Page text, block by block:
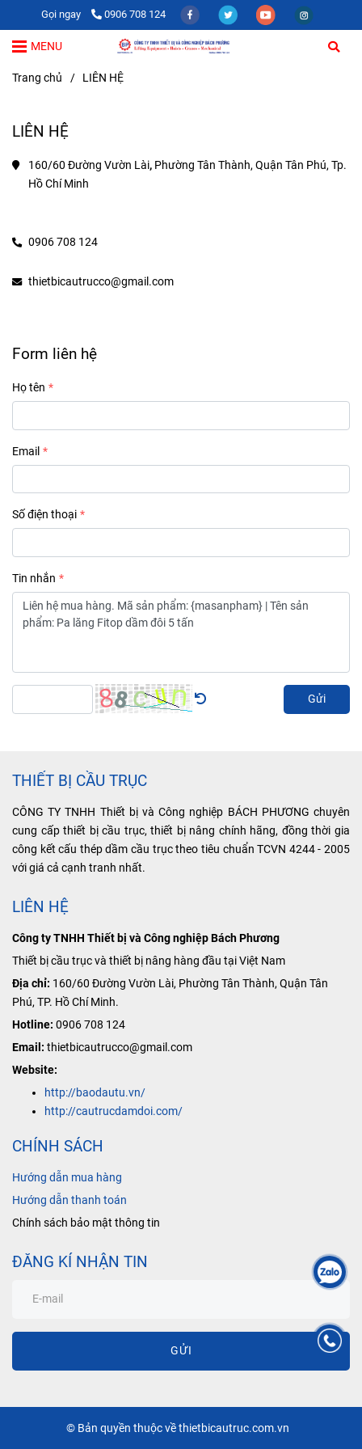
Gọi ngay 0906 708 124
MENU
Trang chủ / LIÊN HỆ
LIÊN HỆ
160/60 Đường Vườn Lài, Phường Tân Thành, Quận Tân Phú, Tp.
Hồ Chí Minh
0906 708 124
thietbicautrucco@gmail.com
Form liên hệ
Họ tên
Email
Số điện thoại
Tin nhắn
Gửi
THIẾT BỊ CẦU TRỤC
CÔNG TY TNHH Thiết bị và Công nghiệp BÁCH PHƯƠNG chuyên
cung cấp thiết bị cầu trục, thiết bị nâng chính hãng, đồng thời gia
công kết cấu thép dầm cầu trục theo tiêu chuẩn TCVN 4244 - 2005
với giá cả cạnh tranh nhất.
LIÊN HỆ
Công ty TNHH Thiết bị và Công nghiệp Bách Phương
Thiết bị cầu trục và thiết bị nâng hàng đầu tại Việt Nam
Địa chỉ: 160/60 Đường Vườn Lài, Phường Tân Thành, Quận Tân
Phú, TP. Hồ Chí Minh.
Hotline: 0906 708 124
Email: thietbicautrucco@gmail.com
Website:
http://baodautu.vn/
http://cautrucdamdoi.com/
CHÍNH SÁCH
Hướng dẫn mua hàng
Hướng dẫn thanh toán
Chính sách bảo mật thông tin
ĐĂNG KÍ NHẬN TIN
GỬI
© Bản quyền thuộc về thietbicautruc.com.vn